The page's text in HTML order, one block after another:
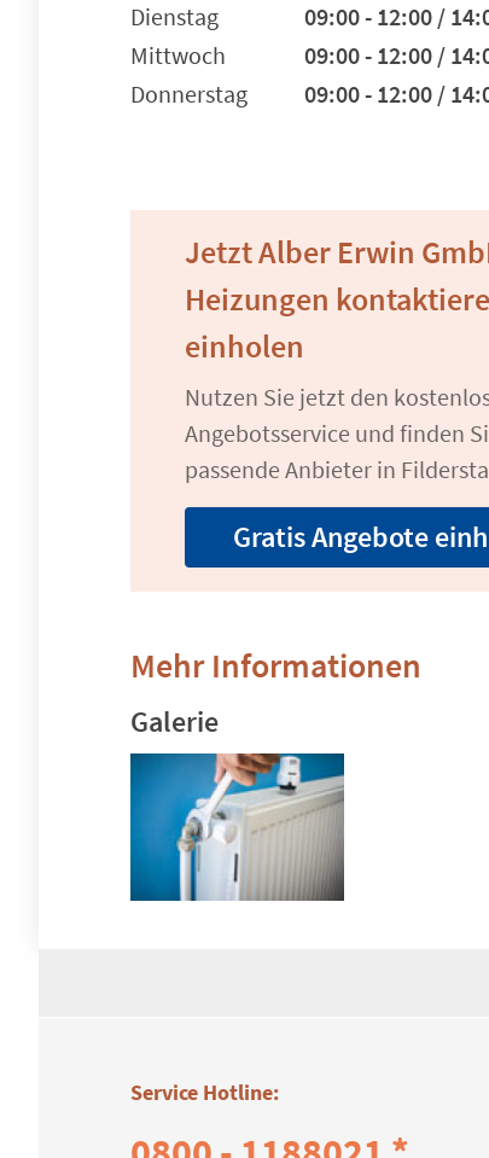
Dienstag
09:00 - 12:00 /
Mittwoch
09:00 - 12:00 /
Donnerstag
09:00 - 12:00 /
Jetzt Alber Erwin
Heizungen
einholen
Nutzen Sie jetzt den
Angebotsservice und finden
passende Anbieter in
Gratis Angebote
Mehr Informationen
Galerie
Service Hotline: